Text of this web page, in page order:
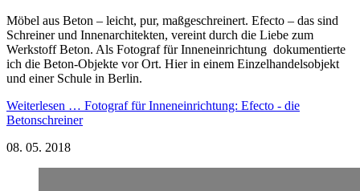
Möbel aus Beton – leicht, pur, maßgeschreinert. Efecto – das sind
Schreiner und Innenarchitekten, vereint durch die Liebe zum
Werkstoff Beton. Als Fotograf für Inneneinrichtung dokumentierte
ich die Beton-Objekte vor Ort. Hier in einem Einzelhandelsobjekt
und einer Schule in Berlin.
Weiterlesen … Fotograf für Inneneinrichtung: Efecto - die
Betonschreiner
08. 05. 2018